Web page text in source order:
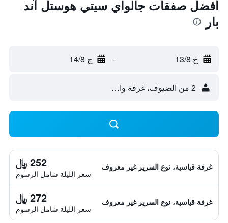
أفضل صفقات جالواي سيتي هوستل آند
بار
خ 13/8 - ج 14/8
2 من الضيوف، غرفة واحدة
غرفة قياسية، نوع السرير غير معروف 252 ﷼
سعر الليلة شامل الرسوم
غرفة قياسية، نوع السرير غير معروف 272 ﷼
سعر الليلة شامل الرسوم